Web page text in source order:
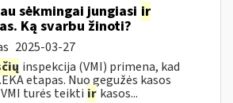
sėkmingai jungiasi ir
Ką svarbu žinoti?
2025-03-27
inspekcija (VMI) primena, kad
etapas. Nuo gegužės kasos
turės teikti ir kasos...